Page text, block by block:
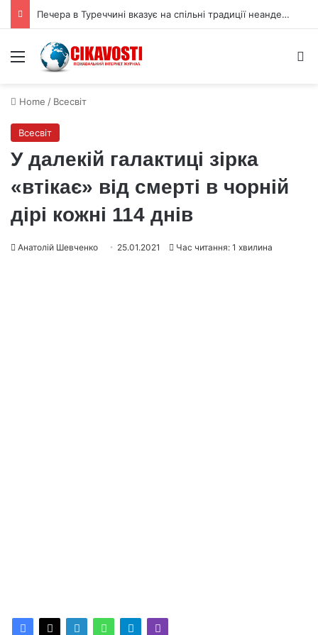
Печера в Туреччині вказує на спільні традиції неандертальців і людей
Menu
Home / Всесвіт
Всесвіт
У далекій галактиці зірка
«втікає» від смерті в чорній
дірі кожні 114 днів
Анатолій Шевченко 25.01.2021 Час читання: 1 хвилина